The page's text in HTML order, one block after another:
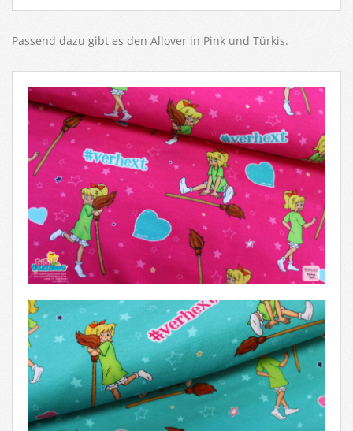
Passend dazu gibt es den Allover in Pink und Türkis.